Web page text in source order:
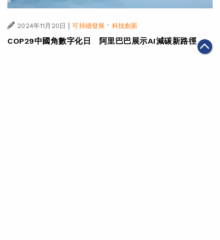
2024年11月20日 | 可持續發展 · 科技創新
COP29中國角數字化日 阿里巴巴展示AI減碳新路徑